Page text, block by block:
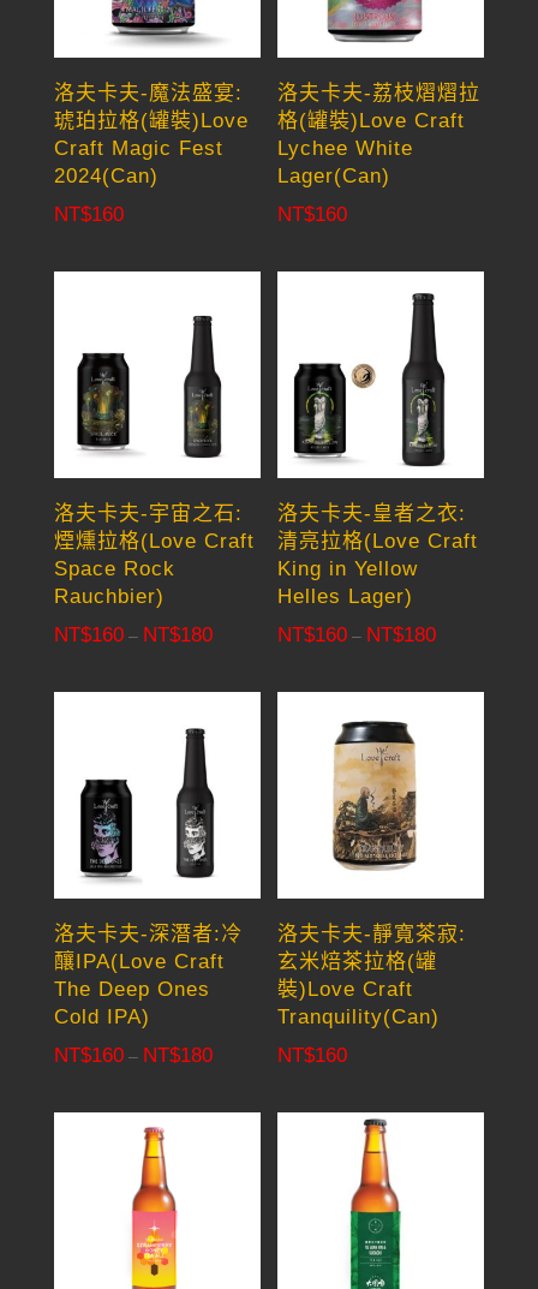
洛夫卡夫-魔法盛宴:
琥珀拉格(罐裝)Love
Craft Magic Fest
2024(Can)
NT$160
洛夫卡夫-荔枝熠熠拉
格(罐裝)Love Craft
Lychee White
Lager(Can)
NT$160
洛夫卡夫-宇宙之石:
煙燻拉格(Love Craft
Space Rock
Rauchbier)
NT$160 – NT$180Price
NT$160
洛夫卡夫-皇者之衣:
清亮拉格(Love Craft
King in Yellow
Helles Lager)
NT$160 – NT$180Price
NT$160
洛夫卡夫-深潛者:冷
釀IPA(Love Craft
The Deep Ones
Cold IPA)
NT$160 – NT$180Price
NT$160
洛夫卡夫-靜寬茶寂:
玄米焙茶拉格(罐
裝)Love Craft
Tranquility(Can)
NT$160